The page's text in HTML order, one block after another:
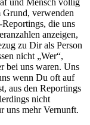
Grund, verwenden
die uns
anzeigen,
zu Dir als Person
nicht „Wer“,
bei uns waren. Uns
wenn Du oft auf
aus den Reportings
nicht
uns mehr Vernunft.